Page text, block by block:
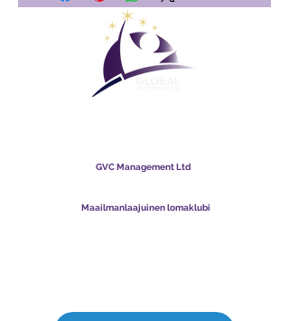
GVC Management Ltd
Maailmanlaajuinen lomaklubi